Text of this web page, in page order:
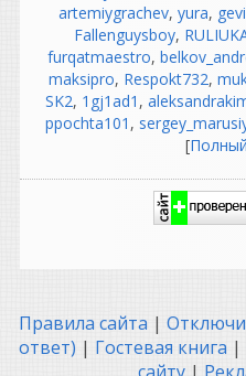
На самом деле не
Да, компьютеров
но были свои
магнитофоны
постоянной
нужно было
подмагничивания
головки;
менять ленты,
переписывать
То есть работы
artemiygrachev, yura,
Fallenguysboy,
furqatmaestro,
maksipro, Respokt732,
SK2, 1gj1ad1 ,
ppochta101 ,
[
Правила сайта |
ответ) | Гостевая книга |